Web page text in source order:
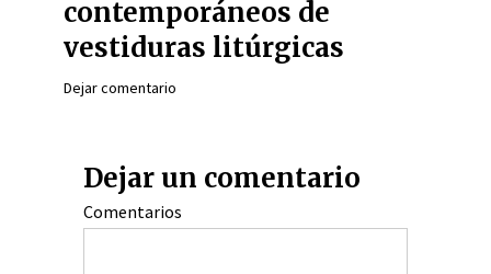
contemporáneos de
vestiduras litúrgicas
Dejar comentario
Dejar un comentario
Comentarios